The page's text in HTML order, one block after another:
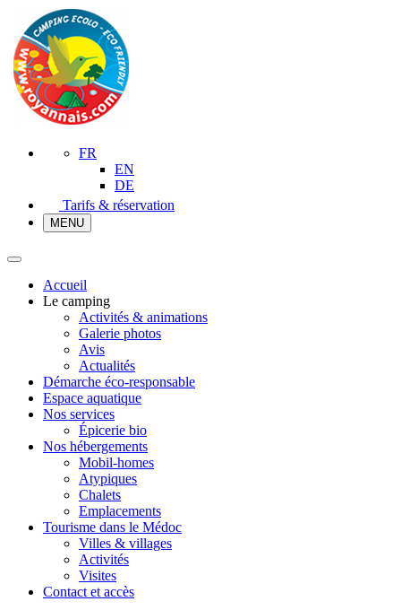
FR
EN
DE
Tarifs & réservation
MENU
Accueil
Le camping
Activités & animations
Galerie photos
Avis
Actualités
Démarche éco-responsable
Espace aquatique
Nos services
Épicerie bio
Nos hébergements
Mobil-homes
Atypiques
Chalets
Emplacements
Tourisme dans le Médoc
Villes & villages
Activités
Visites
Contact et accès